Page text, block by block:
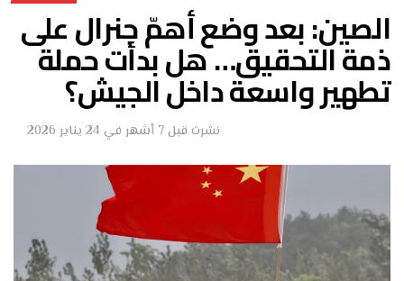
الصين: بعد وضع أهمّ جنرال على
ذمة التحقيق… هل بدأت حملة
تطهير واسعة داخل الجيش؟
نشرت قبل 7 أشهر في 24 يناير 2026